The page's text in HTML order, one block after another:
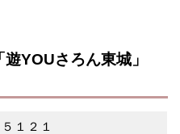
YOUさろん東城」
５１２１